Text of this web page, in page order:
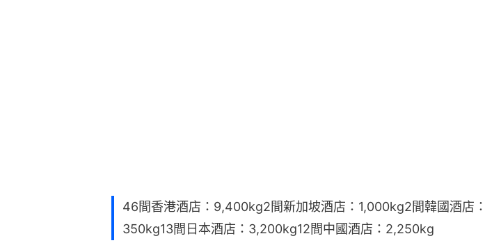
46間香港酒店：9,400kg2間新加坡酒店：1,000kg2間韓國酒店：
350kg13間日本酒店：3,200kg12間中國酒店：2,250kg